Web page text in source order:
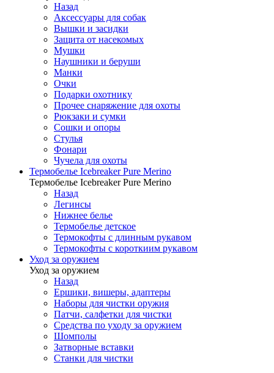
Назад
Аксессуары для собак
Вышки и засидки
Защита от насекомых
Мушки
Наушники и беруши
Манки
Очки
Подарки охотнику
Прочее снаряжение для охоты
Рюкзаки и сумки
Сошки и опоры
Стулья
Фонари
Чучела для охоты
Термобелье Icebreaker Pure Merino
Термобелье Icebreaker Pure Merino
Назад
Легинсы
Нижнее белье
Термобелье детское
Термокофты с длинным рукавом
Термокофты с короткиим рукавом
Уход за оружием
Уход за оружием
Назад
Ершики, вишеры, адаптеры
Наборы для чистки оружия
Патчи, салфетки для чистки
Средства по уходу за оружием
Шомполы
Затворные вставки
Станки для чистки